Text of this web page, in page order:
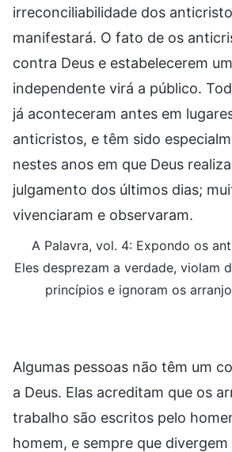
irreconciliabilidade dos
manifestará. O fato de os
contra Deus e estabelecerem
independente virá a público.
já aconteceram antes em
anticristos, e têm sido
nestes anos em que Deus
julgamento dos últimos dias;
vivenciaram e observaram.
A Palavra, vol. 4: Expondo os
Eles desprezam a verdade, violam
princípios e ignoram os
Algumas pessoas não têm um
a Deus. Elas acreditam que os
trabalho são escritos pelo
homem, e sempre que